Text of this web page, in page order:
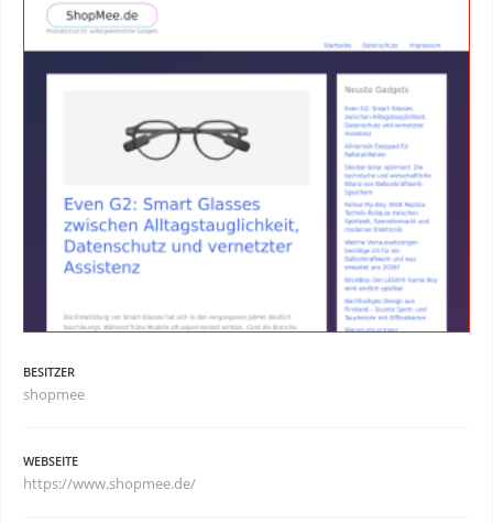
BESITZER
shopmee
WEBSEITE
https://www.shopmee.de/